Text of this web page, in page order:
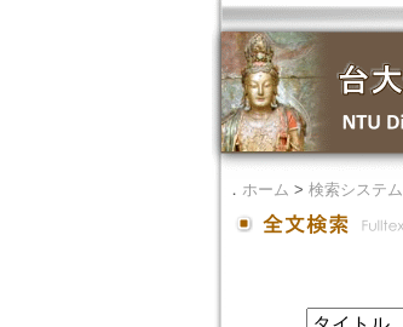
． ホーム > 検索システム